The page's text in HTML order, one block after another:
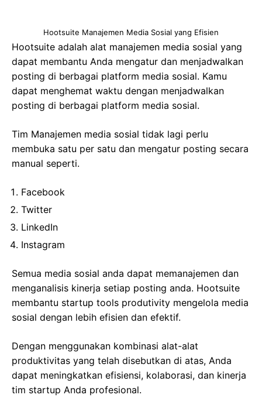
Hootsuite Manajemen Media Sosial yang Efisien
Hootsuite adalah alat manajemen media sosial yang
dapat membantu Anda mengatur dan menjadwalkan
posting di berbagai platform media sosial. Kamu
dapat menghemat waktu dengan menjadwalkan
posting di berbagai platform media sosial.
Tim Manajemen media sosial tidak lagi perlu
membuka satu per satu dan mengatur posting secara
manual seperti.
Facebook
Twitter
LinkedIn
Instagram
Semua media sosial anda dapat memanajemen dan
menganalisis kinerja setiap posting anda. Hootsuite
membantu startup tools produtivity mengelola media
sosial dengan lebih efisien dan efektif.
Dengan menggunakan kombinasi alat-alat
produktivitas yang telah disebutkan di atas, Anda
dapat meningkatkan efisiensi, kolaborasi, dan kinerja
tim startup Anda profesional.